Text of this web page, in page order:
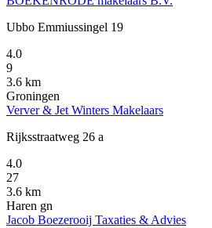
Ubbo Emmiussingel 19
4.0
9
3.6 km
Groningen
Verver & Jet Winters Makelaars
Rijksstraatweg 26 a
4.0
27
3.6 km
Haren gn
Jacob Boezerooij Taxaties & Advies